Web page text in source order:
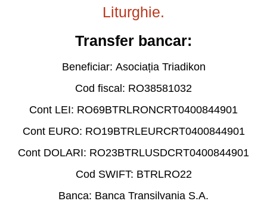
Liturghie.
Transfer bancar:
Beneficiar: Asociația Triadikon
Cod fiscal: RO38581032
Cont LEI: RO69BTRLRONCRT0400844901
Cont EURO: RO19BTRLEURCRT0400844901
Cont DOLARI: RO23BTRLUSDCRT0400844901
Cod SWIFT: BTRLRO22
Banca: Banca Transilvania S.A.